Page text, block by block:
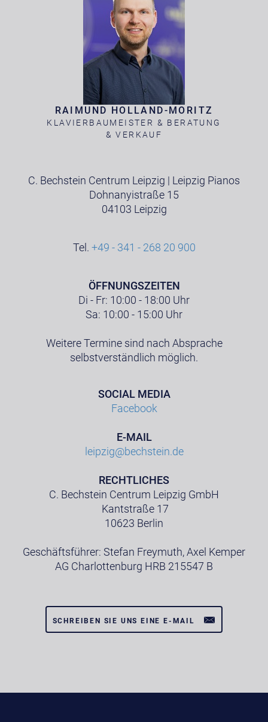
RAIMUND HOLLAND-MORITZ
KLAVIERBAUMEISTER & BERATUNG
& VERKAUF
C. Bechstein Centrum Leipzig | Leipzig Pianos
Dohnanyistraße 15
04103 Leipzig
Tel. +49 - 341 - 268 20 900
ÖFFNUNGSZEITEN
Di - Fr: 10:00 - 18:00 Uhr
Sa: 10:00 - 15:00 Uhr
Weitere Termine sind nach Absprache
selbstverständlich möglich.
SOCIAL MEDIA
Facebook
E-MAIL
leipzig@bechstein.de
RECHTLICHES
C. Bechstein Centrum Leipzig GmbH
Kantstraße 17
10623 Berlin
Geschäftsführer: Stefan Freymuth, Axel Kemper
AG Charlottenburg HRB 215547 B
SCHREIBEN SIE UNS EINE E-MAIL